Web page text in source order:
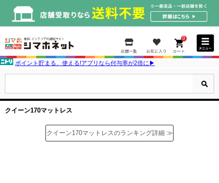
0
ポイント貯まる、使える!アプリなら付与率が2倍に▶
クイーン170マットレス
クイーン170マットレスのランキング詳細 ≫